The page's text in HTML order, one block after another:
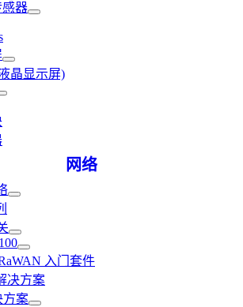
感器
晶显示屏)
网络
入门套件
决方案
方案